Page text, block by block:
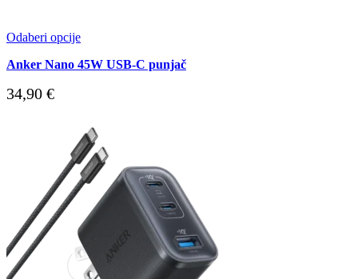
Odaberi opcije
Anker Nano 45W USB-C punjač
34,90 €